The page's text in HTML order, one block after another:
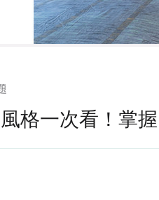
格一次看！掌